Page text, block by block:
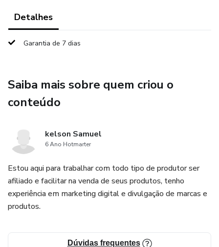
interpessoais, este eBook é um companheiro indispensável
acordos sólidos.
Detalhes
Garantia de 7 dias
Saiba mais sobre quem criou o
conteúdo
kelson Samuel
6 Ano Hotmarter
Estou aqui para trabalhar com todo tipo de produtor ser
afiliado e facilitar na venda de seus produtos, tenho
experiência em marketing digital e divulgação de marcas e
produtos.
Dúvidas frequentes